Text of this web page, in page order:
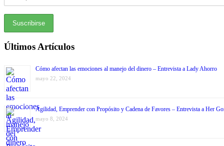
Últimos Artículos
Cómo afectan las emociones al manejo del dinero – Entrevista a Lady Ahorro
mayo 22, 2024
Agilidad, Emprender con Propósito y Cadena de Favores – Entrevista a Her
mayo 8, 2024